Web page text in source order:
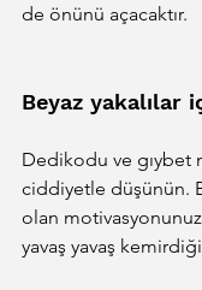
de önünü açacaktır.
Beyaz yakalılar
Dedikodu ve gıybet
ciddiyetle düşünün.
olan
yavaş yavaş